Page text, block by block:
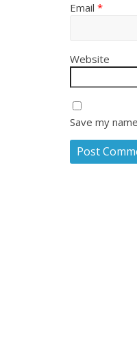
Email *
Website
Save my